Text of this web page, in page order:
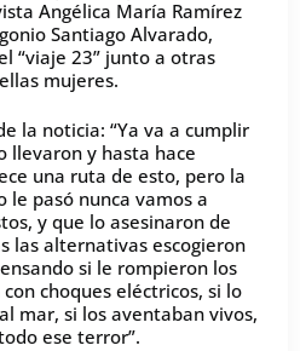
Angélica María Ramírez
Santiago Alvarado,
“viaje 23” junto a otras
mujeres.
la noticia: “Ya va a cumplir
llevaron y hasta hace
una ruta de esto, pero la
le pasó nunca vamos a
y que lo asesinaron de
las alternativas escogieron
si le rompieron los
choques eléctricos, si lo
mar, si los aventaban vivos,
ese terror”.